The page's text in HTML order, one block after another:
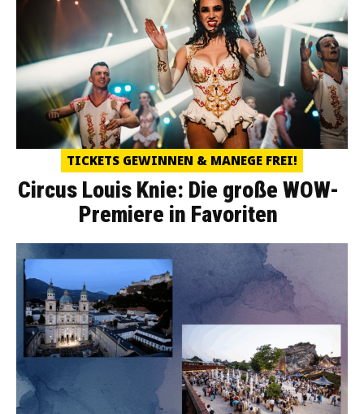
TICKETS GEWINNEN & MANEGE FREI!
Circus Louis Knie: Die große WOW-
Premiere in Favoriten